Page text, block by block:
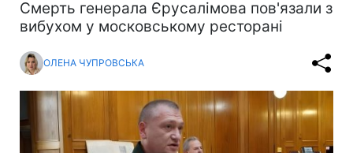
Смерть генерала Єрусалімова пов'язали з
вибухом у московському ресторані
ОЛЕНА ЧУПРОВСЬКА